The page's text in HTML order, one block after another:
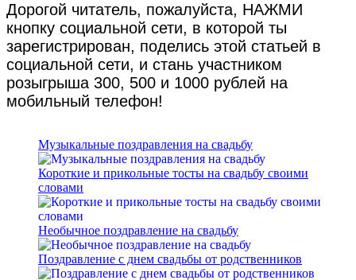
Дорогой читатель, пожалуйста, НАЖМИ
кнопку социальной сети, в которой ты
зарегистрирован, поделись этой статьей в
социальной сети, и стань участником
розыгрыша 300, 500 и 1000 рублей на
мобильный телефон!
Музыкальные поздравления на свадьбу
Короткие и прикольные тосты на свадьбу своими
словами
Необычное поздравление на свадьбу
Поздравление с днем свадьбы от родственников